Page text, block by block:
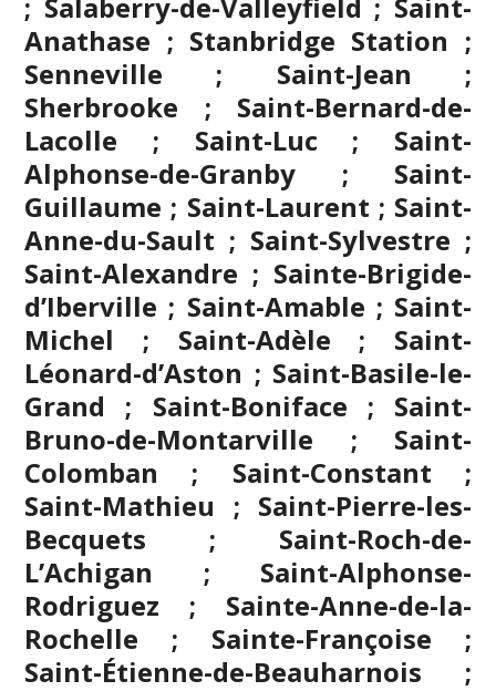
Anathase ; Stanbridge Station ;
Senneville ; Saint-Jean ;
Sherbrooke ; Saint-Bernard-de-
Lacolle ; Saint-Luc ; Saint-
Alphonse-de-Granby ; Saint-
Guillaume ; Saint-Laurent ; Saint-
Anne-du-Sault ; Saint-Sylvestre ;
Saint-Alexandre ; Sainte-Brigide-
d’Iberville ; Saint-Amable ; Saint-
Michel ; Saint-Adèle ; Saint-
Léonard-d’Aston ; Saint-Basile-le-
Grand ; Saint-Boniface ; Saint-
Bruno-de-Montarville ; Saint-
Colomban ; Saint-Constant ;
Saint-Mathieu ; Saint-Pierre-les-
Becquets ; Saint-Roch-de-
L’Achigan ; Saint-Alphonse-
Rodriguez ; Sainte-Anne-de-la-
Rochelle ; Sainte-Françoise ;
Saint-Étienne-de-Beauharnois ;